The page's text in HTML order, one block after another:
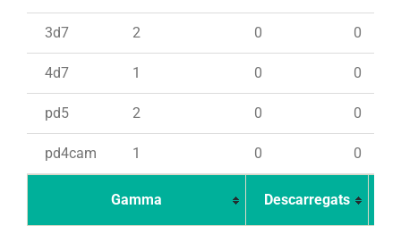
3d7 2 0 0
4d7 1 0 0
pd5 2 0 0
pd4cam 1 0 0
Gamma Descarregats